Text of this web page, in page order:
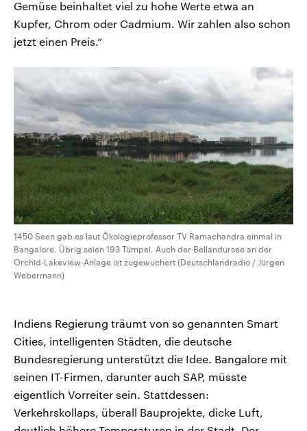
Gemüse beinhaltet viel zu hohe Werte etwa an
Kupfer, Chrom oder Cadmium. Wir zahlen also schon
jetzt einen Preis.“
1450 Seen gab es laut Ökologieprofessor TV Ramachandra einmal in
Bangalore. Übrig seien 193 Tümpel. Auch der Bellandursee an der
Orchid-Lakeview-Anlage ist zugewuchert (Deutschlandradio / Jürgen
Webermann)
Indiens Regierung träumt von so genannten Smart
Cities, intelligenten Städten, die deutsche
Bundesregierung unterstützt die Idee. Bangalore mit
seinen IT-Firmen, darunter auch SAP, müsste
eigentlich Vorreiter sein. Stattdessen:
Verkehrskollaps, überall Bauprojekte, dicke Luft,